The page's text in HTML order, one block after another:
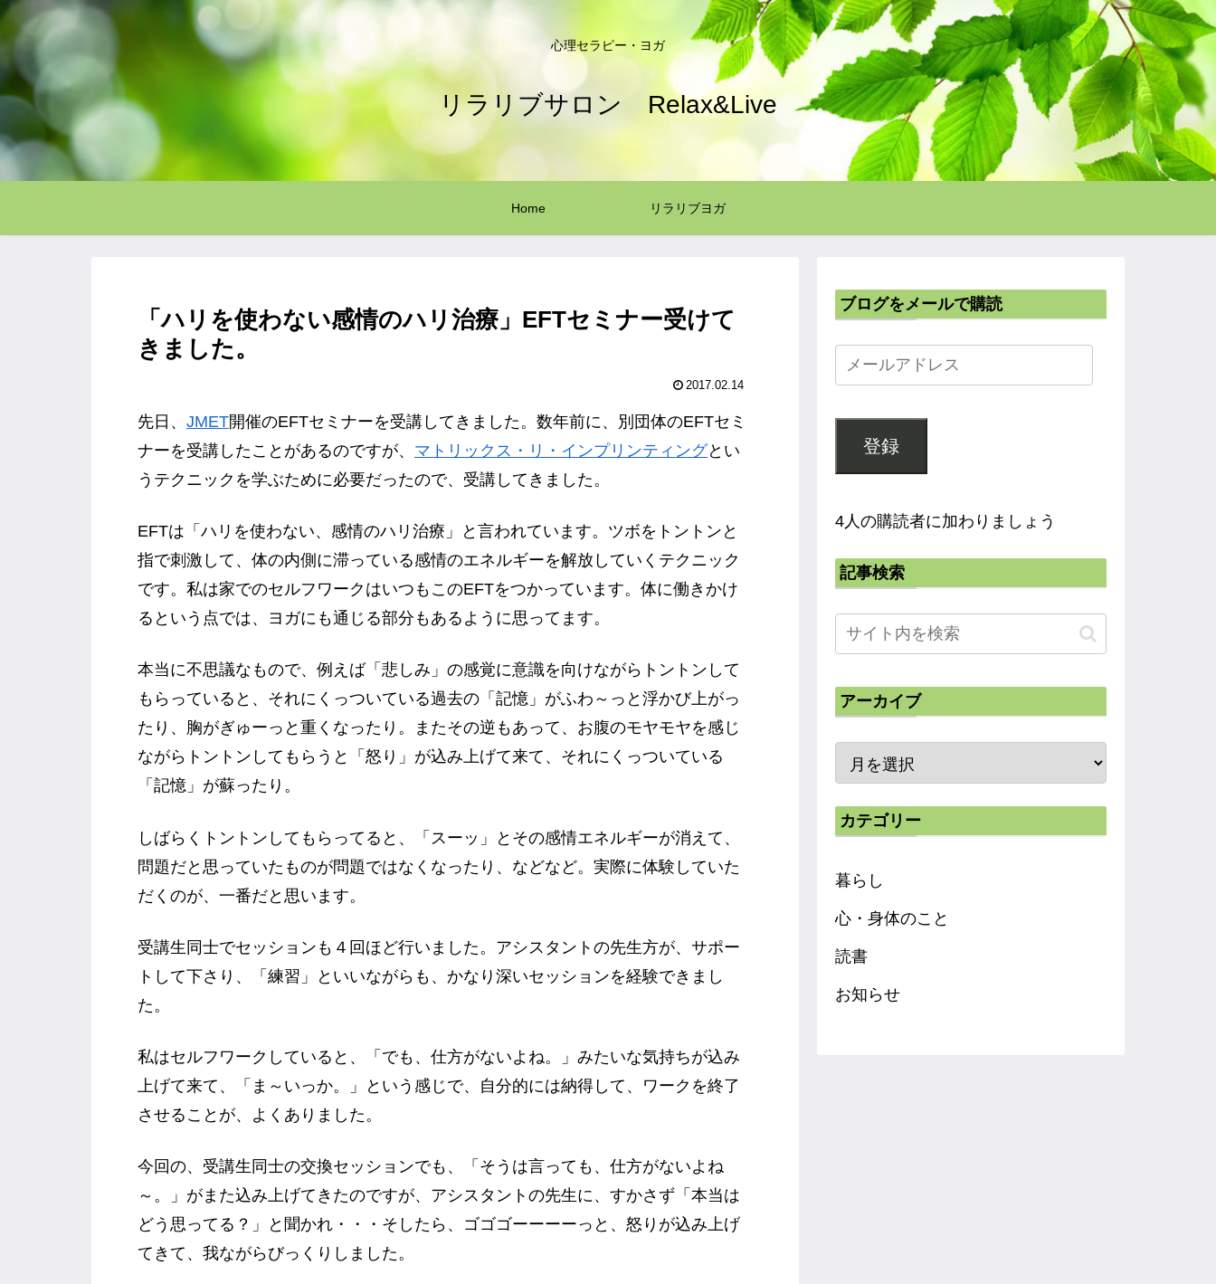
心理セラピー・ヨガ
リラリブサロン Relax&Live
Home リラリブヨガ
「ハリを使わない感情のハリ治療」EFTセミナー受けて
きました。
2017.02.14
先日、 JMET開催のEFTセミナーを受講してきました。数年前に、別団体のEFTセミ
ナーを受講したことがあるのですが、 マトリックス・リ・インプリンティングとい
うテクニックを学ぶために必要だったので、受講してきました。
EFTは「ハリを使わない、感情のハリ治療」と言われています。ツボをトントンと
指で刺激して、体の内側に滞っている感情のエネルギーを解放していくテクニック
です。私は家でのセルフワークはいつもこのEFTをつかっています。体に働きかけ
るという点では、ヨガにも通じる部分もあるように思ってます。
本当に不思議なもので、例えば「悲しみ」の感覚に意識を向けながらトントンして
もらっていると、それにくっついている過去の「記憶」がふわ～っと浮かび上がっ
たり、胸がぎゅーっと重くなったり。またその逆もあって、お腹のモヤモヤを感じ
ながらトントンしてもらうと「怒り」が込み上げて来て、それにくっついている
「記憶」が蘇ったり。
しばらくトントンしてもらってると、「スーッ」とその感情エネルギーが消えて、
問題だと思っていたものが問題ではなくなったり、などなど。実際に体験していた
だくのが、一番だと思います。
受講生同士でセッションも４回ほど行いました。アシスタントの先生方が、サポー
トして下さり、「練習」といいながらも、かなり深いセッションを経験できまし
た。
私はセルフワークしていると、「でも、仕方がないよね。」みたいな気持ちが込み
上げて来て、「ま～いっか。」という感じで、自分的には納得して、ワークを終了
させることが、よくありました。
今回の、受講生同士の交換セッションでも、「そうは言っても、仕方がないよね
～。」がまた込み上げてきたのですが、アシスタントの先生に、すかさず「本当は
どう思ってる？」と聞かれ・・・そしたら、ゴゴゴーーーーっと、怒りが込み上げ
てきて、我ながらびっくりしました。
ブログをメールで購読
登録
4人の購読者に加わりましょう
記事検索
アーカイブ
カテゴリー
暮らし
心・身体のこと
読書
お知らせ